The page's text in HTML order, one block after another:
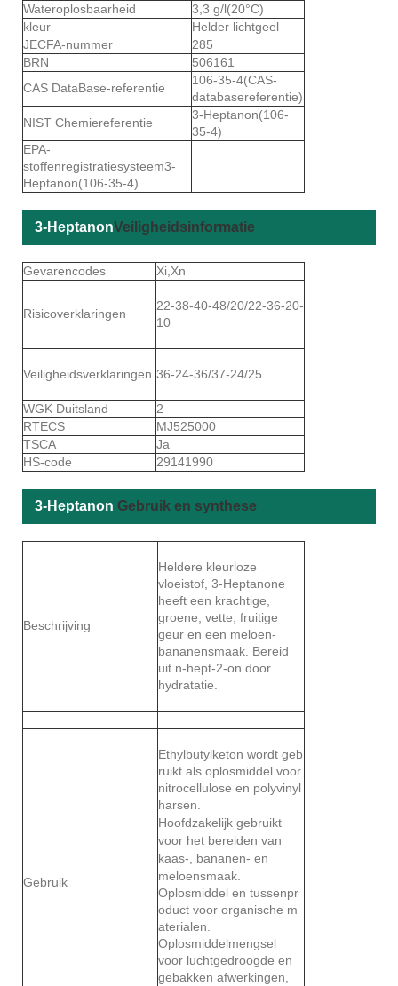
Wateroplosbaarheid
3,3 g/l(20°C)
kleur
Helder lichtgeel
JECFA-nummer
285
BRN
506161
CAS DataBase-referentie
106-35-4(CAS-
databasereferentie)
NIST Chemiereferentie
3-Heptanon(106-
35-4)
EPA-
stoffenregistratiesysteem3-
Heptanon(106-35-4)
3-HeptanonVeiligheidsinformatie
Gevarencodes Xi,Xn
Risicoverklaringen
22-38-40-48/20/22-36-20-
10
Veiligheidsverklaringen 36-24-36/37-24/25
WGK Duitsland
2
RTECS
MJ525000
TSCA
Ja
HS-code
29141990
3-Heptanon Gebruik en synthese
Beschrijving
Heldere kleurloze
vloeistof, 3-Heptanone
heeft een krachtige,
groene, vette, fruitige
geur en een meloen-
bananensmaak. Bereid
uit n-hept-2-on door
hydratatie.
Gebruik
Ethylbutylketon wordt geb
ruikt als oplosmiddel voor
nitrocellulose en polyvinyl
harsen.
Hoofdzakelijk gebruikt
voor het bereiden van
kaas-, bananen- en
meloensmaak.
Oplosmiddel en tussenpr
oduct voor organische m
aterialen.
Oplosmiddelmengsel
voor luchtgedroogde en
gebakken afwerkingen,